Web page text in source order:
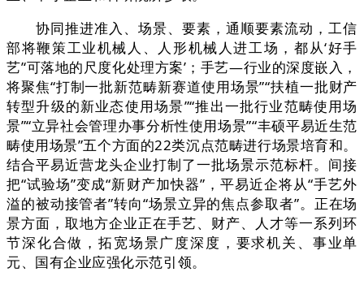
协同推进准入、场景、要素，通顺要素流动，工信
部将鞭策工业机械人、人形机械人进工场，都从‘好手
艺’‘可落地的尺度化处理方案’；手艺—行业的深度嵌入，
将聚焦“打制一批新范畴新赛道使用场景”“扶植一批财产
转型升级的新业态使用场景”“推出一批行业范畴使用场
景”“立异社会管理办事分析性使用场景”“丰硕平易近生范
畴使用场景”五个方面的22类沉点范畴进行场景培育和。
结合平易近营龙头企业打制了一批场景示范标杆。间接
把“试验场”变成“新财产加快器”，平易近企将从“手艺外
溢的被动接管者”转向“场景立异的焦点参取者”。正在场
景方面，取地方企业正在手艺、财产、人才等一系列环
节深化合做，拓宽场景广度深度，要求机关、事业单
元、国有企业应强化示范引领。